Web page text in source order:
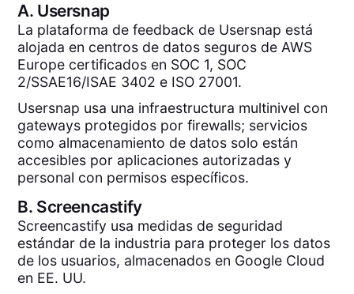
A. Usersnap
La plataforma de feedback de Usersnap está
alojada en centros de datos seguros de AWS
Europe certificados en SOC 1, SOC
2/SSAE16/ISAE 3402 e ISO 27001.
Usersnap usa una infraestructura multinivel con
gateways protegidos por firewalls; servicios
como almacenamiento de datos solo están
accesibles por aplicaciones autorizadas y
personal con permisos específicos.
B. Screencastify
Screencastify usa medidas de seguridad
estándar de la industria para proteger los datos
de los usuarios, almacenados en Google Cloud
en EE. UU.